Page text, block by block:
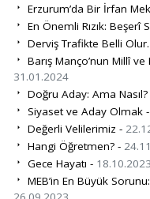
Erzurum’da Bir İrfan
En Önemli Rızık: Beşerî
Derviş Trafikte Belli
Barış Manço’nun Millî
31.01.2024
Doğru Aday: Ama Nasıl?
Siyaset ve Aday Olmak -
Değerli Velilerimiz -
Hangi Öğretmen? -
Gece Hayatı - 18.10.2023
MEB’in En Büyük